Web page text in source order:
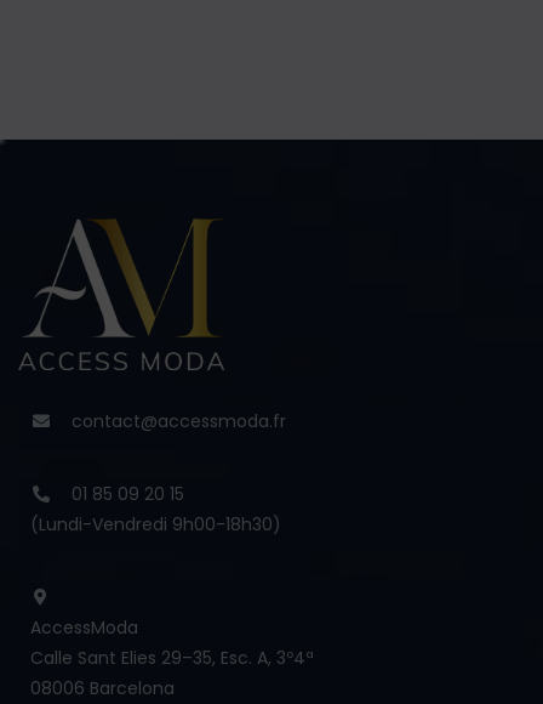
contact@accessmoda.fr
01 85 09 20 15
(Lundi-Vendredi 9h00-18h30)
AccessModa
Calle Sant Elies 29–35, Esc. A, 3º4ª
08006 Barcelona